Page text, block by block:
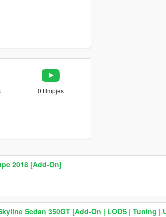
0 filmpjes
2018 [Add-On]
Sedan 350GT [Add-On | LODS | Tuning |